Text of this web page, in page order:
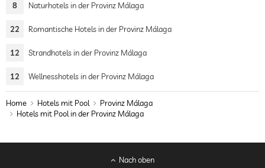
8 Naturhotels in der Provinz Málaga
22 Romantische Hotels in der Provinz Málaga
12 Strandhotels in der Provinz Málaga
12 Wellnesshotels in der Provinz Málaga
Home Hotels mit Pool
Provinz Málaga
Hotels mit Pool in der Provinz Málaga
Nach oben